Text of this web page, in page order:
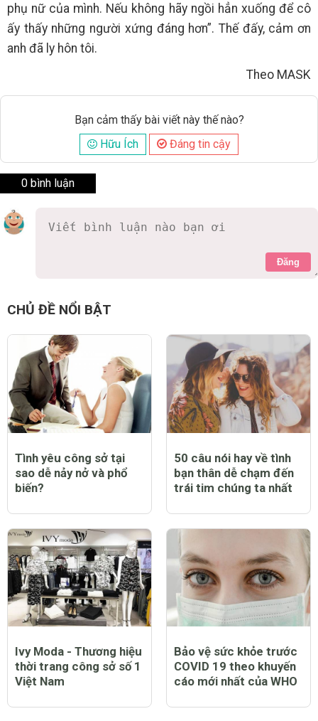
phụ nữ của mình. Nếu không hãy ngồi hẳn xuống để cô
ấy thấy những người xứng đáng hơn”. Thế đấy, cảm ơn
anh đã ly hôn tôi.
Theo MASK
Bạn cảm thấy bài viết này thế nào?
Hữu Ích
Đáng tin cậy
0 bình luận
Đăng
CHỦ ĐỀ NỔI BẬT
Tình yêu công sở tại
sao dễ nảy nở và phổ
biến?
50 câu nói hay về tình
bạn thân dễ chạm đến
trái tim chúng ta nhất
Ivy Moda - Thương hiệu
thời trang công sở số 1
Việt Nam
Bảo vệ sức khỏe trước
COVID 19 theo khuyến
cáo mới nhất của WHO